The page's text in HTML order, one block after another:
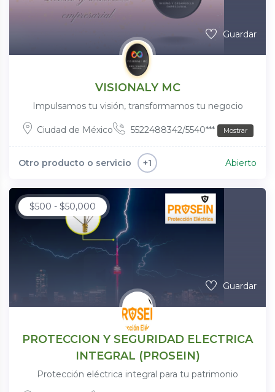
Guardar
VISIONALY MC
Impulsamos tu visión, transformamos tu negocio
Ciudad de México 5522488342/5540*** Mostrar
Otro producto o servicio +1 Abierto
$500 - $50,000
Guardar
PROTECCION Y SEGURIDAD ELECTRICA
INTEGRAL (PROSEIN)
Protección eléctrica integral para tu patrimonio